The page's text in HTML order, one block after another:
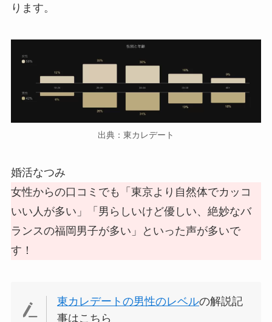
ります。
出典：東カレデート
婚活なつみ
女性からの口コミでも「東京より自然体でカッコ
いい人が多い」「男らしいけど優しい、絶妙なバ
ランスの福岡男子が多い」といった声が多いで
す！
東カレデートの男性のレベルの解説記
事はこちら